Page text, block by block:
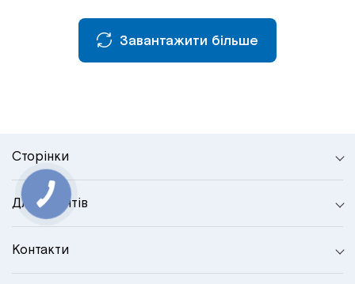
Завантажити більше
Сторінки
Для клієнтів
Контакти